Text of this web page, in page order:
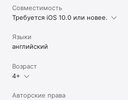
Совместимость
Требуется iOS 10.0 или новее.
Языки
английский
Возраст
4+
Авторские права